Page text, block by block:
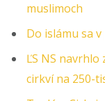
muslimoch
Do islámu sa
ĽS NS
cirkví na 250-